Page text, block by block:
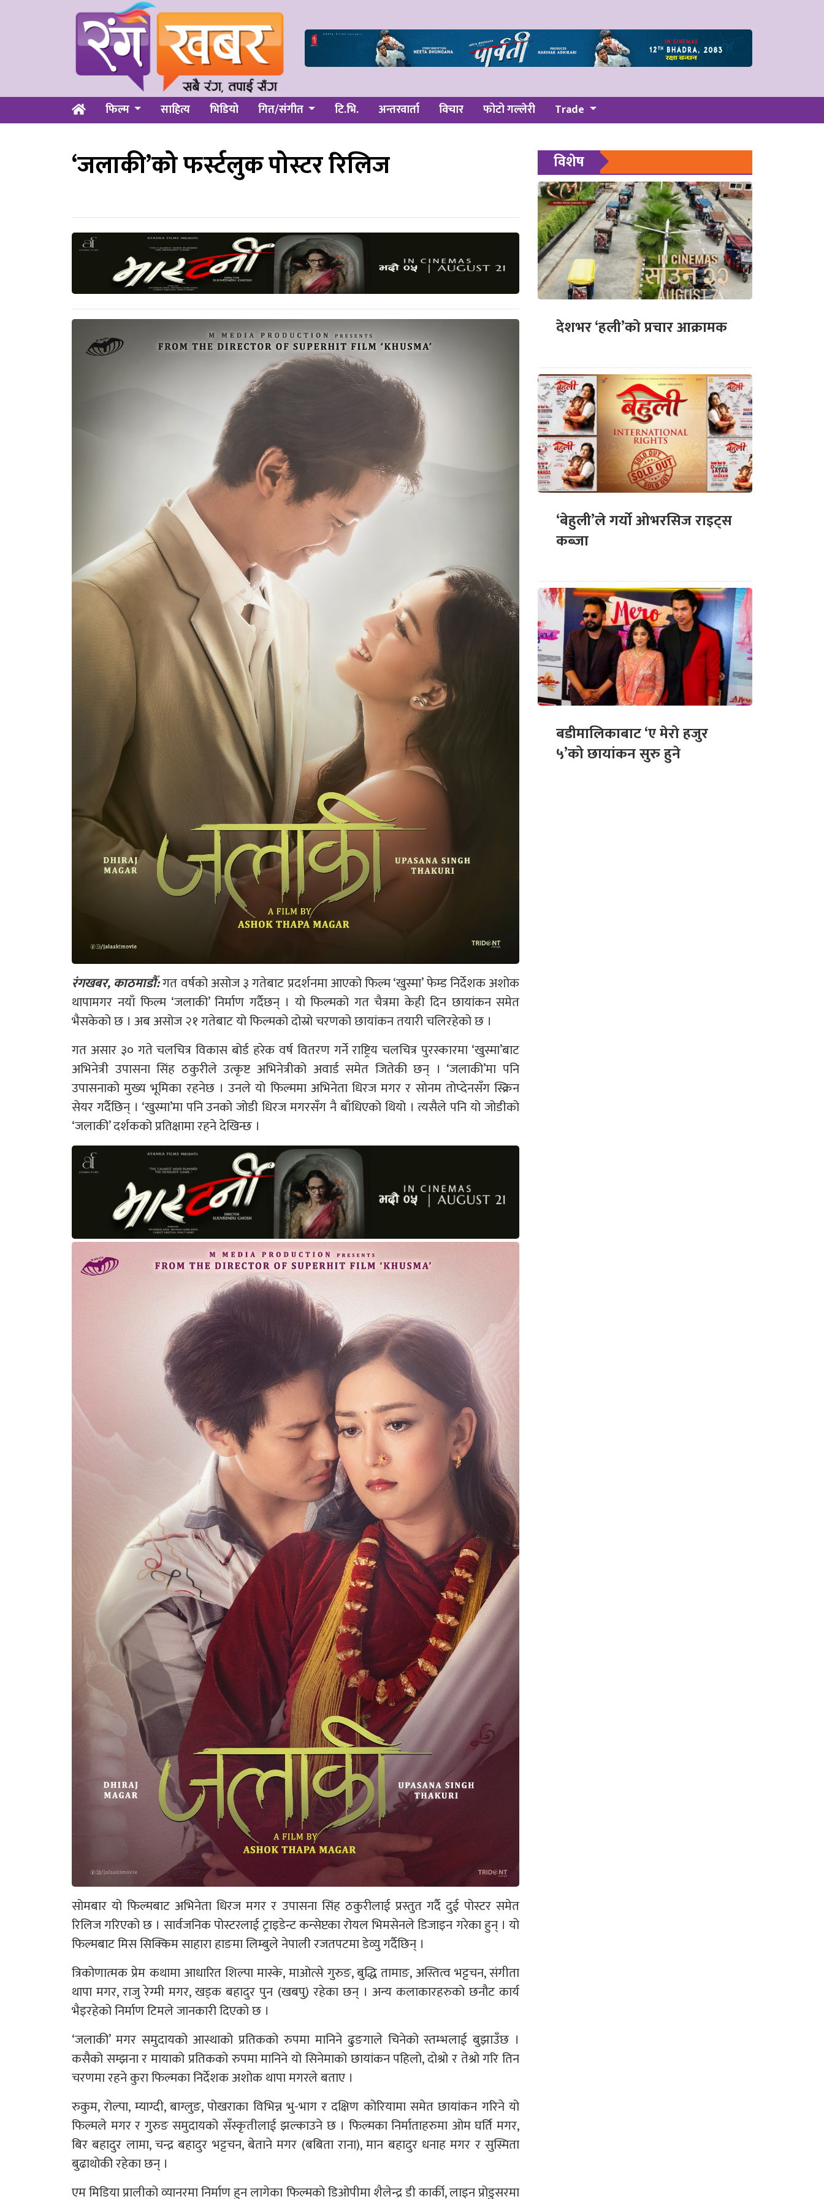
फिल्म साहित्य भिडियो गित/संगीत टि.भि. अन्तरवार्ता विचार फोटो गल्लेरी Trade
‘जलाकी’को फर्स्टलुक पोस्टर रिलिज
रंगखबर, काठमाडौँ:गत वर्षको असोज ३ गतेबाट प्रदर्शनमा आएको फिल्म ‘खुस्मा’ फेम्ड निर्देशक अशोक
थापामगर नयाँ फिल्म ‘जलाकी’ निर्माण गर्दैछन् । यो फिल्मको गत चैत्रमा केही दिन छायांकन समेत
भैसकेको छ । अब असोज २१ गतेबाट यो फिल्मको दोस्रो चरणको छायांकन तयारी चलिरहेको छ ।
गत असार ३० गते चलचित्र विकास बोर्ड हरेक वर्ष वितरण गर्ने राष्ट्रिय चलचित्र पुरस्कारमा ‘खुस्मा’बाट
अभिनेत्री उपासना सिंह ठकुरीले उत्कृष्ट अभिनेत्रीको अवार्ड समेत जितेकी छन् । ‘जलाकी’मा पनि
उपासनाको मुख्य भूमिका रहनेछ । उनले यो फिल्ममा अभिनेता धिरज मगर र सोनम तोप्देनसँग स्क्रिन
सेयर गर्दैछिन् । ‘खुस्मा’मा पनि उनको जोडी धिरज मगरसँग नै बाँधिएको थियो । त्यसैले पनि यो जोडीको
‘जलाकी’ दर्शकको प्रतिक्षामा रहने देखिन्छ ।
सोमबार यो फिल्मबाट अभिनेता धिरज मगर र उपासना सिंह ठकुरीलाई प्रस्तुत गर्दै दुई पोस्टर समेत
रिलिज गरिएको छ । सार्वजनिक पोस्टरलाई ट्राइडेन्ट कन्सेप्टका रोयल भिमसेनले डिजाइन गरेका हुन् । यो
फिल्मबाट मिस सिक्किम साहारा हाङमा लिम्बुले नेपाली रजतपटमा डेव्यु गर्दैछिन् ।
त्रिकोणात्मक प्रेम कथामा आधारित शिल्पा मास्के, माओत्से गुरुङ, बुद्धि तामाङ, अस्तित्व भट्टचन, संगीता
थापा मगर, राजु रेग्मी मगर, खड्क बहादुर पुन (खबपु) रहेका छन् । अन्य कलाकारहरुको छनौट कार्य
भैइरहेको निर्माण टिमले जानकारी दिएको छ ।
‘जलाकी’ मगर समुदायको आस्थाको प्रतिकको रुपमा मानिने ढुङगाले चिनेको स्तम्भलाई बुझाउँछ ।
कसैको सम्झना र मायाको प्रतिकको रुपमा मानिने यो सिनेमाको छायांकन पहिलो, दोश्रो र तेश्रो गरि तिन
चरणमा रहने कुरा फिल्मका निर्देशक अशोक थापा मगरले बताए ।
रुकुम, रोल्पा, म्याग्दी, बाग्लुङ, पोखराका विभिन्न भु-भाग र दक्षिण कोरियामा समेत छायांकन गरिने यो
फिल्मले मगर र गुरुङ समुदायको सँस्कृतीलाई झल्काउने छ । फिल्मका निर्माताहरुमा ओम घर्ति मगर,
बिर बहादुर लामा, चन्द्र बहादुर भट्टचन, बेताने मगर (बबिता राना), मान बहादुर धनाह मगर र सुस्मिता
बुढाथोकी रहेका छन् ।
एम मिडिया प्रालीको व्यानरमा निर्माण हुन लागेका फिल्मको डिओपीमा शैलेन्द्र डी कार्की, लाइन प्रोडुसरमा
विशेष
देशभर ‘हली’को प्रचार आक्रामक
‘बेहुली’ले गर्यो ओभरसिज राइट्स
कब्जा
बडीमालिकाबाट ‘ए मेरो हजुर
५’को छायांकन सुरु हुने